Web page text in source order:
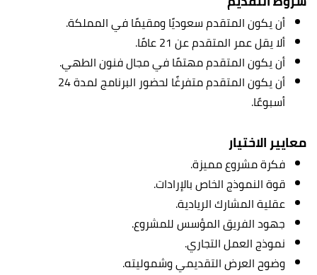
أن يكون المتقدم سعوديًا ومقيمًا في المملكة.
ألا يقل عمر المتقدم عن 21 عامًا.
أن يكون المتقدم مهتمًا في مجال فنون الطهي.
أن يكون المتقدم متفرغًا لحضور البرنامج لمدة 24
أسبوعًا.
معايير الاختيار
فكرة مشروع مميزة.
قوة النموذج الخاص بالإرادات.
عقلية المشارك الريادية.
جهود الفريق المؤسس للمشروع.
نموذج العمل التجاري.
وضوح العرض التقديمي وشموليته.